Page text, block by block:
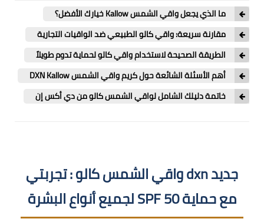
ما الذي يجعل واقي الشمس Kallow خيارك الأفضل؟
مقارنة سريعة: واقي كالو الطبيعي ضد الواقيات التجارية
الطريقة الصحيحة لاستخدام واقي كالو لحماية تدوم طويلاً
أهم الأسئلة الشائعة حول كريم واقي الشمس DXN Kallow
خاتمة دليلك الشامل لواقي الشمس كالو من دي أكس إن
جديد dxn واقي الشمس كالو : تجربتي
مع حماية SPF 50 لجميع أنواع البشرة